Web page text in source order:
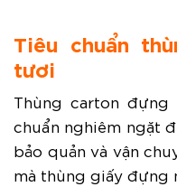
Tiêu chuẩn
tươi
Thùng carton
chuẩn nghiêm ngặt
bảo quản và vận
mà thùng giấy đựng